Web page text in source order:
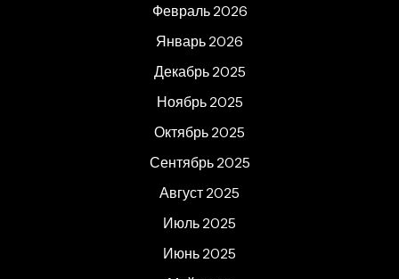
Февраль 2026
Январь 2026
Декабрь 2025
Ноябрь 2025
Октябрь 2025
Сентябрь 2025
Август 2025
Июль 2025
Июнь 2025